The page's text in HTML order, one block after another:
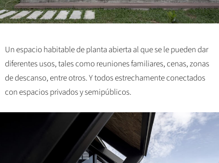
Un espacio habitable de planta abierta al que se le pueden dar
diferentes usos, tales como reuniones familiares, cenas, zonas
de descanso, entre otros. Y todos estrechamente conectados
con espacios privados y semipúblicos.